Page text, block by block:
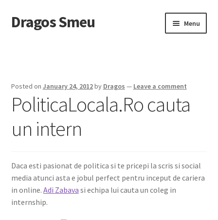
Skip
to
Skip
to
Dragos Smeu Menu
Checkout
Despre mine
Intreaba-ma
My account
Posted on January 24, 2012by Dragos — Leave a comment
PoliticaLocala.Ro cauta
un intern
Daca esti pasionat de politica si te pricepi la scris si social
media atunci asta e jobul perfect pentru inceput de cariera
in online. Adi Zabava si echipa lui cauta un coleg in
internship.